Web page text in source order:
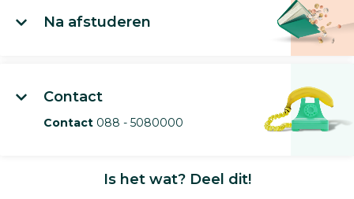
Na afstuderen
Contact
Contact 088 - 5080000
Is het wat? Deel dit!